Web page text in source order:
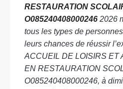
RESTAURATION
O085240408000246 2026
tous les types de
leurs chances de réussir
ACCUEIL DE LOISIRS ET
EN RESTAURATION
O085240408000246, à